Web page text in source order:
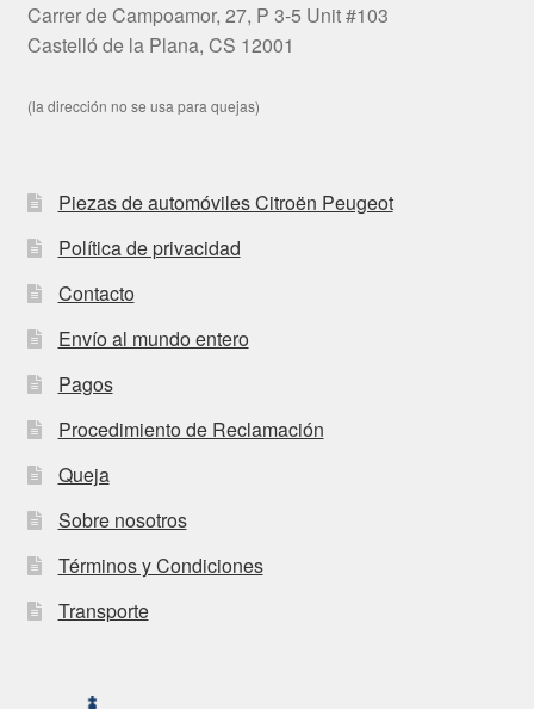
Carrer de Campoamor, 27, P 3-5 Unit #103
Castelló de la Plana, CS 12001
(la dirección no se usa para quejas)
Piezas de automóviles Citroën Peugeot
Política de privacidad
Contacto
Envío al mundo entero
Pagos
Procedimiento de Reclamación
Queja
Sobre nosotros
Términos y Condiciones
Transporte